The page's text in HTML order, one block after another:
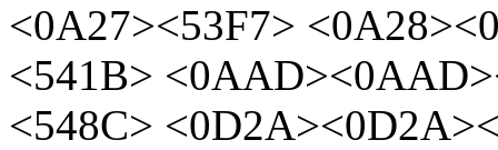
<0A27><53F7>
<541B>
<548C>